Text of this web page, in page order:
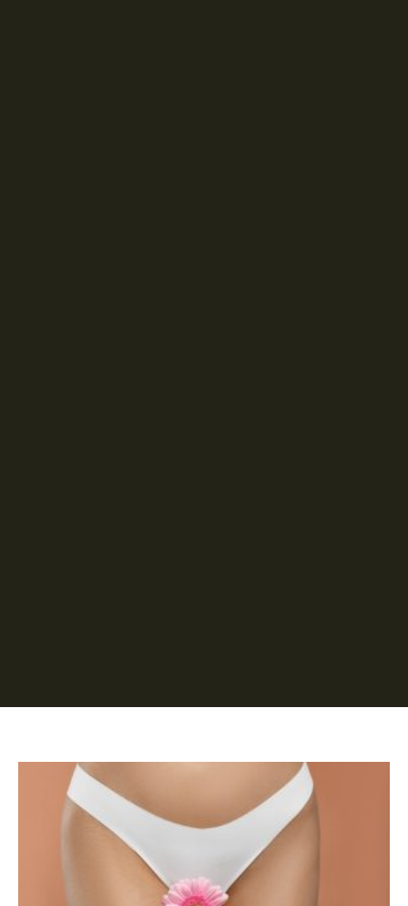
Página
PáginaPáginaPáginaPágina